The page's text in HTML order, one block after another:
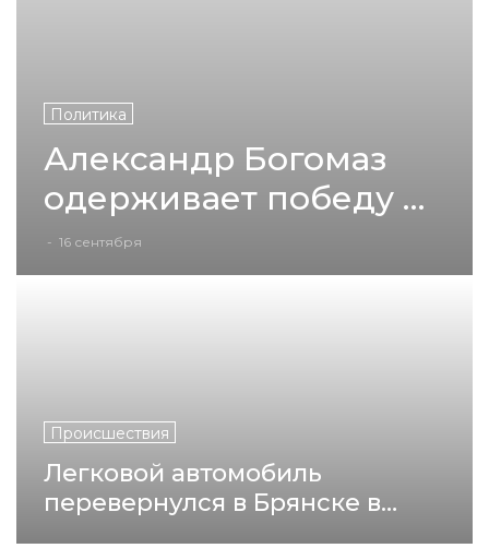
Политика
Александр Богомаз
одерживает победу на
выборах губернатора
Брянской области
- 16 сентября
Происшествия
Легковой автомобиль
перевернулся в Брянске в